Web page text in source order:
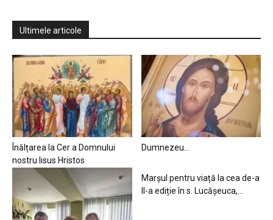
Ultimele articole
Înălțarea la Cer a Domnului
nostru Iisus Hristos
Dumnezeu…
Marșul pentru viață la cea de-a
II-a ediție în s. Lucășeuca,...